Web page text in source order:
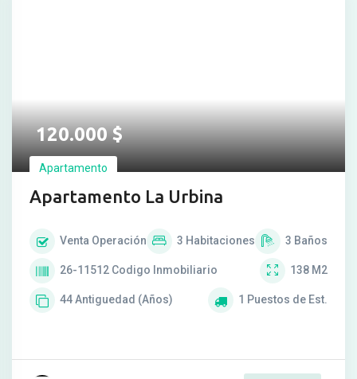
120.000$
Apartamento
Apartamento La Urbina
Venta Operación 3 Habitaciones 3 Baños
26-11512 Codigo Inmobiliario 138 M2
44Antiguedad (Años) 1 Puestos de Est.